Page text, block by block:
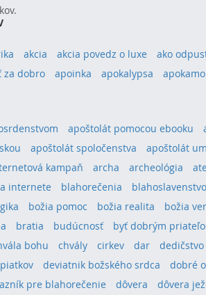
akcia akcia povedz o luxe ako
za dobro
apoinka apokalypsa apokamo
apoštolát pomocou ebooku
apoštolát spoločenstva apoštolát
kampaň
archa archeológia
internete
blahorečenia blahoslavenstvo
božia pomoc božia realita božia
bratia budúcnosť byť dobrým
bohu chvály cirkev dar dedičstvo
deviatnik božského srdca dobré
pre blahorečenie dôvera dôvera